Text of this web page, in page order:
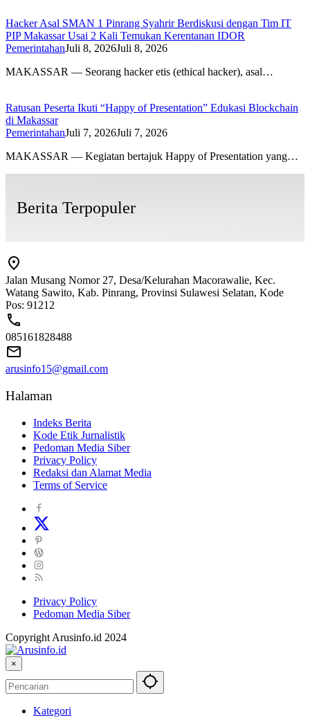
Hacker Asal SMAN 1 Pinrang Syahrir Berdiskusi dengan Tim IT
PIP Makassar Usai 2 Kali Temukan Kerentanan IDOR
PemerintahanJuli 8, 2026Juli 8, 2026
MAKASSAR — Seorang hacker etis (ethical hacker), asal…
Ratusan Peserta Ikuti “Happy of Presentation” Edukasi Blockchain
di Makassar
PemerintahanJuli 7, 2026Juli 7, 2026
MAKASSAR — Kegiatan bertajuk Happy of Presentation yang…
Berita Terpopuler
Jalan Musang Nomor 27, Desa/Kelurahan Macorawalie, Kec.
Watang Sawito, Kab. Pinrang, Provinsi Sulawesi Selatan, Kode
Pos: 91212
085161828488
arusinfo15@gmail.com
Halaman
Indeks Berita
Kode Etik Jurnalistik
Pedoman Media Siber
Privacy Policy
Redaksi dan Alamat Media
Terms of Service
Privacy Policy
Pedoman Media Siber
Copyright Arusinfo.id 2024
×
Kategori